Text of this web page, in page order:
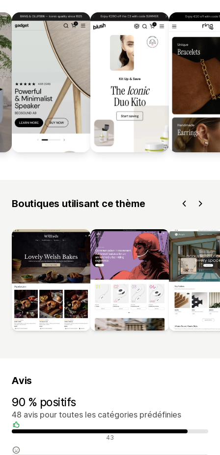
Boutiques utilisant ce thème
Avis
90 % positifs
48 avis pour toutes les catégories prédéfinies
Avis positifs 43